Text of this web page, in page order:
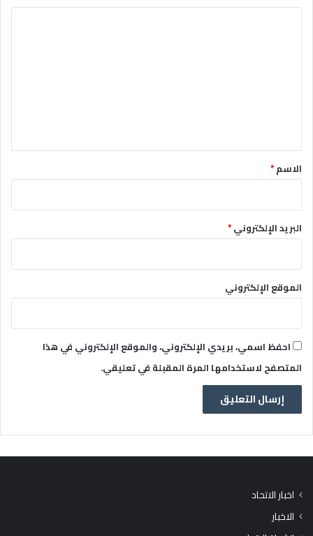
*الاسم*
البريد الإلكتروني*
الموقع الإلكتروني
احفظ اسمي، بريدي الإلكتروني، والموقع الإلكتروني في هذا
المتصفح لاستخدامها المرة المقبلة في تعليقي.
اخبار الاتحاد
الاخبار